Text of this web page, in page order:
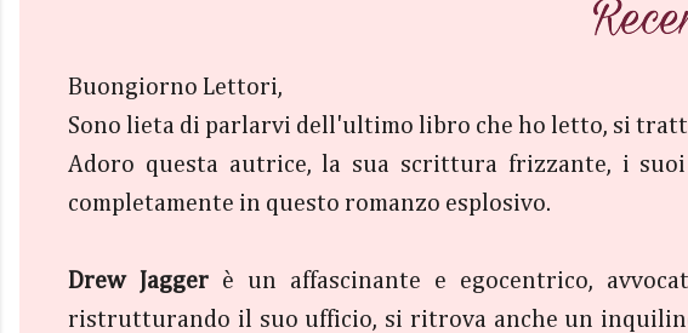
Buongiorno Lettori,
Sono lieta di parlarvi dell'ultimo libro che ho letto, si
Adoro questa autrice, la sua scrittura frizzante, i
completamente in questo romanzo esplosivo.
Drew Jaggerè un affascinante e egocentrico,
ristrutturando il suo ufficio, si ritrova anche un